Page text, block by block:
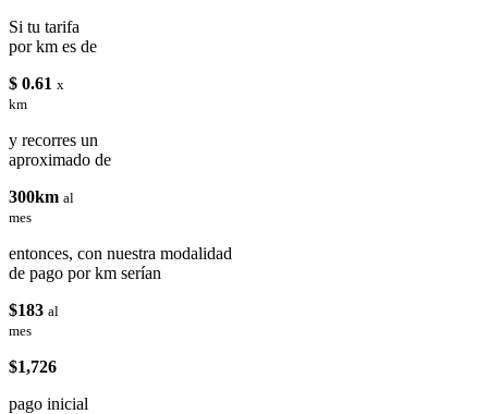
Si tu tarifa
por km es de
$ 0.61 x
km
y recorres un
aproximado de
300km al
mes
entonces, con nuestra modalidad
de pago por km serían
$183 al
mes
$1,726
pago inicial